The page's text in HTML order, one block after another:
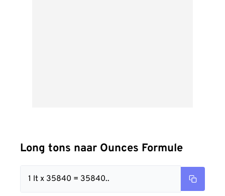
Long tons naar Ounces Formule
1 lt x 35840 = 35840..